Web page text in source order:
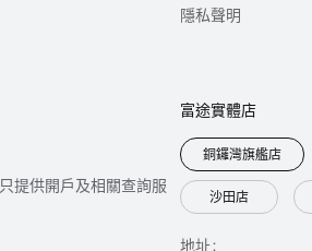
隱私聲明
提供開戶及相關查詢服
富途實體店
銅鑼灣旗艦店
沙田店
地址：